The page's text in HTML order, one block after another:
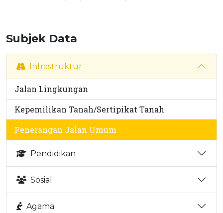
Subjek Data
Infrastruktur
Jalan Lingkungan
Kepemilikan Tanah/Sertipikat Tanah
Penerangan Jalan Umum
Pendidikan
Sosial
Agama